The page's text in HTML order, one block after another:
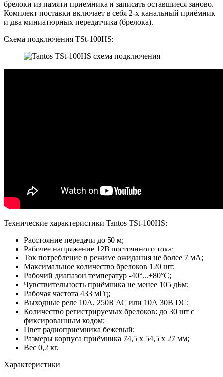
брелоки из памяти приемника и записать оставшиеся заново.
Комплект поставки включает в себя 2-х канальный приёмник
и два миниатюрных передатчика (брелока).
Схема подключения TSt-100HS:
Технические характеристики Tantos TSt-100HS:
Расстояние передачи до 50 м;
Рабочее напряжение 12В постоянного тока;
Ток потребление в режиме ожидания не более 7 мА;
Максимальное количество брелоков 120 шт;
Рабочий диапазон температур -40°...+80°C;
Чувствительность приёмника не менее 105 дБм;
Рабочая частота 433 мГц;
Выходные реле 10А, 250В АС или 10А 30В DC;
Количество регистрируемых брелоков: до 30 шт с
фиксированным кодом;
Цвет радиоприемника бежевый;
Размеры корпуса приёмника 74,5 х 54,5 х 27 мм;
Вес 0,2 кг.
Характеристики